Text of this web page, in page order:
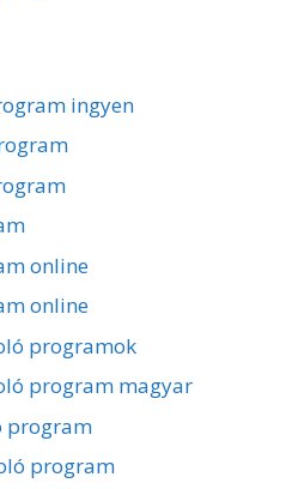
ingyen
online
online
programok
program magyar
program
program